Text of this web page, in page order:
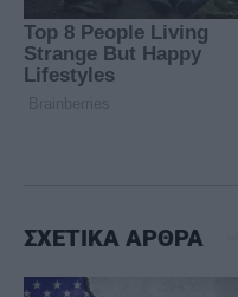
ΣΧΕΤΙΚΑ ΑΡΘΡΑ